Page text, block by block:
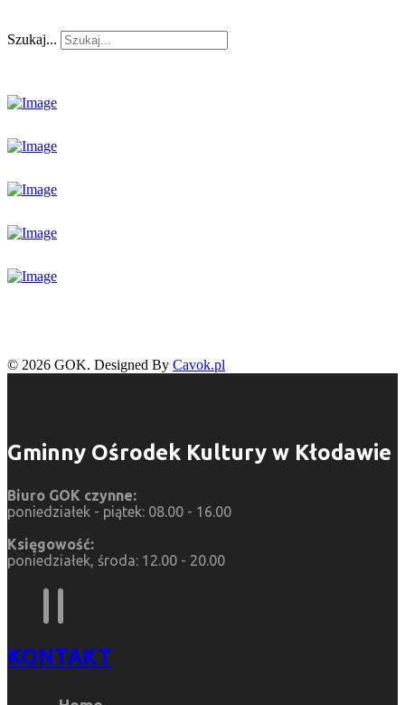
Szukaj...
© 2026 GOK. Designed By Cavok.pl
Gminny Ośrodek Kultury w Kłodawie
Biuro GOK czynne:
poniedziałek - piątek: 08.00 - 16.00
Księgowość:
poniedziałek, środa: 12.00 - 20.00
KONTAKT